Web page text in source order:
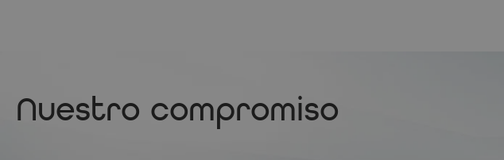
Nuestro compromiso